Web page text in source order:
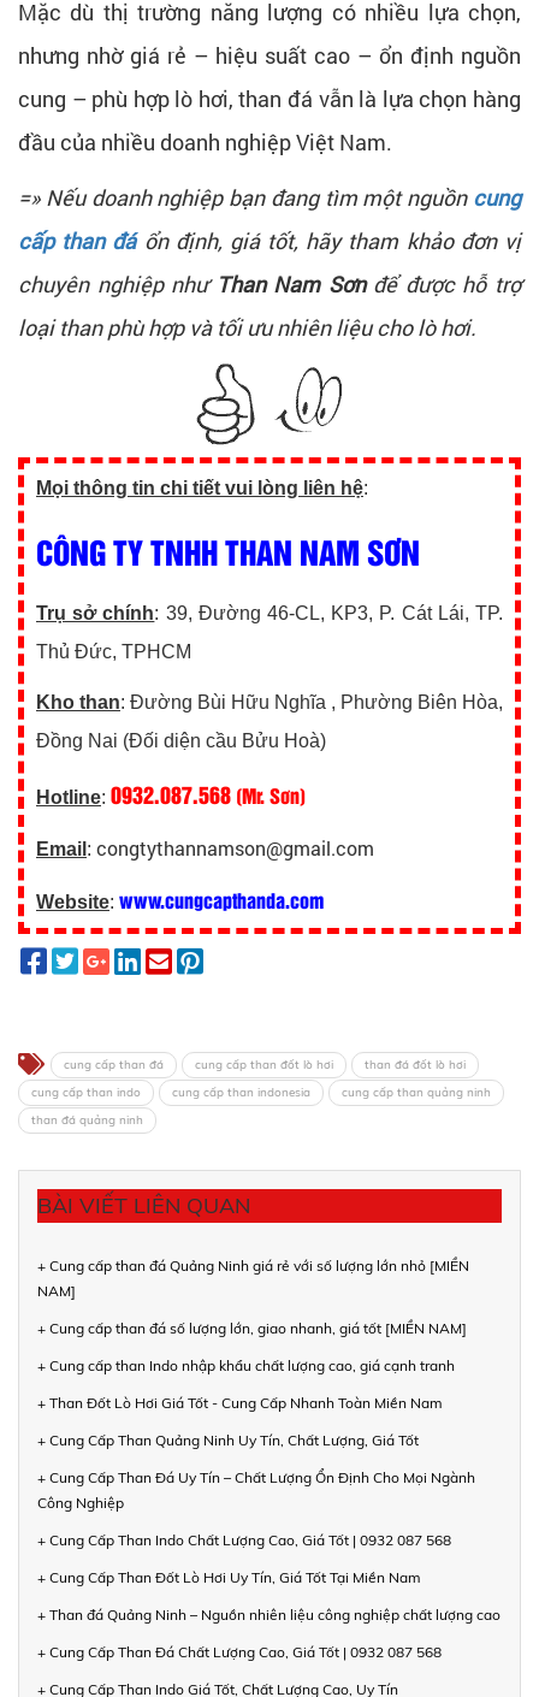
Mặc dù thị trường năng lượng có nhiều lựa chọn,
nhưng nhờ giá rẻ – hiệu suất cao – ổn định nguồn
cung – phù hợp lò hơi, than đá vẫn là lựa chọn hàng
đầu của nhiều doanh nghiệp Việt Nam.
=» Nếu doanh nghiệp bạn đang tìm một nguồn cung
cấp than đáổn định, giá tốt, hãy tham khảo đơn vị
chuyên nghiệp như Than Nam Sơn để được hỗ trợ
loại than phù hợp và tối ưu nhiên liệu cho lò hơi.
Mọi thông tin chi tiết vui lòng liên hệ:
CÔNG TY TNHH THAN NAM SƠN
Trụ sở chính: 39, Đường 46-CL, KP3, P. Cát Lái, TP.
Thủ Đức, TPHCM
Kho than: Đường Bùi Hữu Nghĩa , Phường Biên Hòa,
Đồng Nai (Đối diện cầu Bửu Hoà)
Hotline: 0932.087.568 (Mr. Sơn)
Email : congtythannamson@gmail.com
Website: www.cungcapthanda.com
cung cấp than đá cung cấp than đốt lò hơi
than đá đốt lò hơi
cung cấp than indo
cung cấp than indonesia
cung cấp than quảng ninh
than đá quảng ninh
BÀI VIẾT LIÊN QUAN
+ Cung cấp than đá Quảng Ninh giá rẻ với số lượng lớn nhỏ [MIỀN
NAM]
+ Cung cấp than đá số lượng lớn, giao nhanh, giá tốt [MIỀN NAM]
+ Cung cấp than Indo nhập khẩu chất lượng cao, giá cạnh tranh
+ Than Đốt Lò Hơi Giá Tốt - Cung Cấp Nhanh Toàn Miền Nam
+ Cung Cấp Than Quảng Ninh Uy Tín, Chất Lượng, Giá Tốt
+ Cung Cấp Than Đá Uy Tín – Chất Lượng Ổn Định Cho Mọi Ngành
Công Nghiệp
+ Cung Cấp Than Indo Chất Lượng Cao, Giá Tốt | 0932 087 568
+ Cung Cấp Than Đốt Lò Hơi Uy Tín, Giá Tốt Tại Miền Nam
+ Than đá Quảng Ninh – Nguồn nhiên liệu công nghiệp chất lượng cao
+ Cung Cấp Than Đá Chất Lượng Cao, Giá Tốt | 0932 087 568
+ Cung Cấp Than Indo Giá Tốt, Chất Lượng Cao, Uy Tín